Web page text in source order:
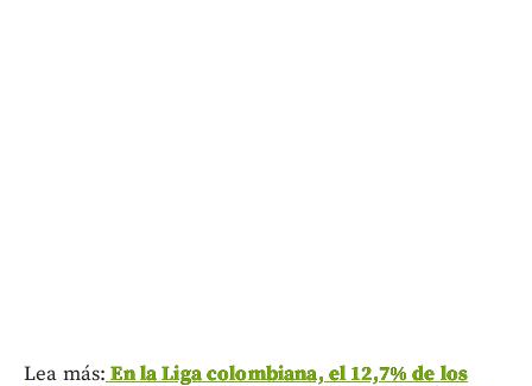
Lea más: En la Liga colombiana, el 12,7% de los